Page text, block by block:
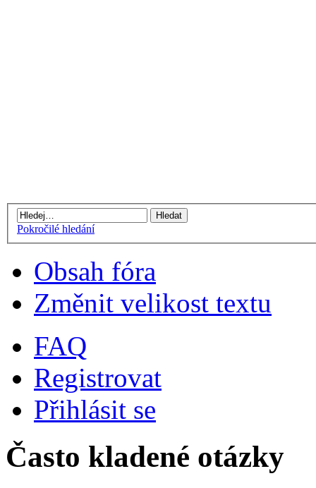
Pokročilé hledání
Obsah fóra
Změnit velikost textu
FAQ
Registrovat
Přihlásit se
Často kladené otázky